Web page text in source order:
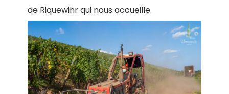
de Riquewihr qui nous accueille.